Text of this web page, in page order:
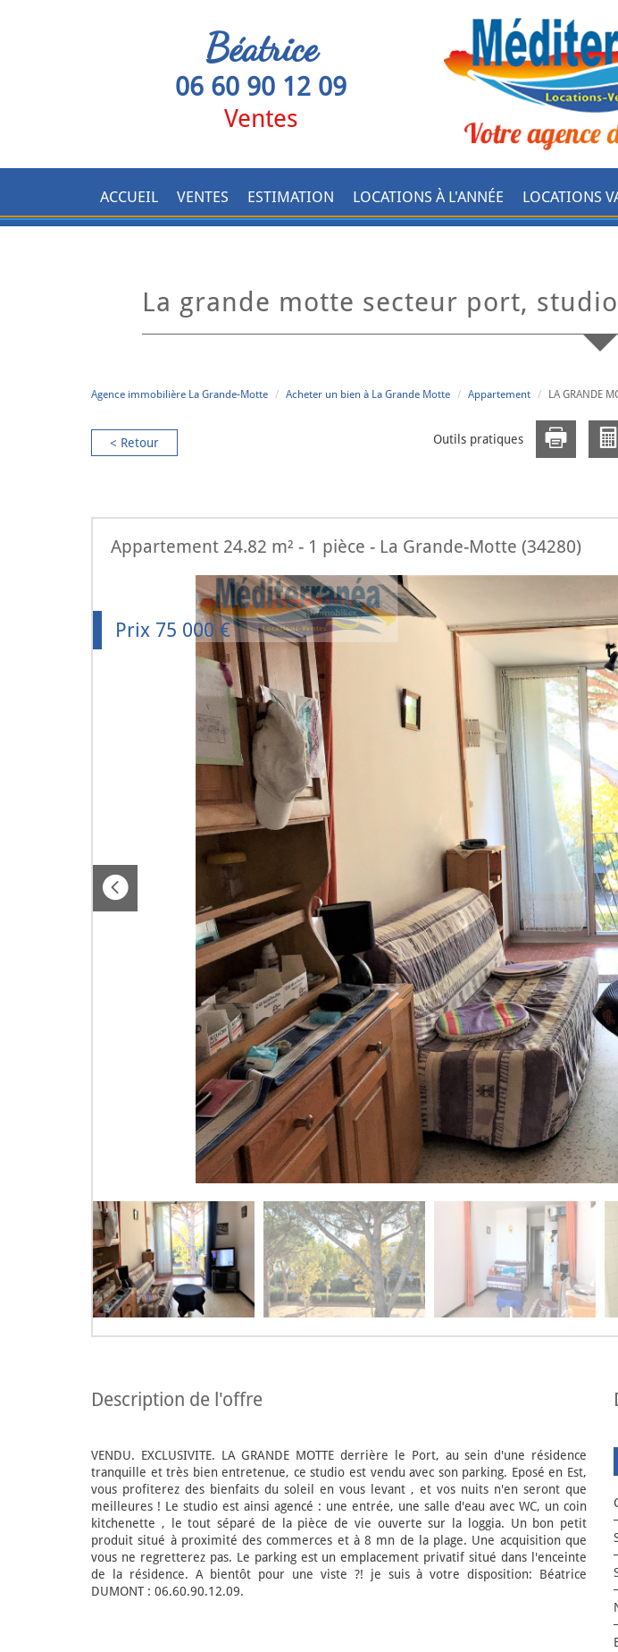
Béatrice
06 60 90 12 09
Ventes
ACCUEIL VENTES ESTIMATION LOCATIONS À L'ANNÉE LOCATIONS
la grande motte secteur port,
Agence immobilière La Grande-Motte Acheter un bien à La Grande Motte Appartement LA GRANDE
< Retour Outils pratiques
Appartement 24.82 m² - 1 pièce - La Grande-Motte (34280)
Prix 75 000 €
description de l'offre
VENDU. EXCLUSIVITE. LA GRANDE MOTTE derrière le Port, au sein d'une résidence
tranquille et très bien entretenue, ce studio est vendu avec son parking. Eposé en Est,
vous profiterez des bienfaits du soleil en vous levant , et vos nuits n'en seront que
meilleures ! Le studio est ainsi agencé : une entrée, une salle d'eau avec WC, un coin
kitchenette , le tout séparé de la pièce de vie ouverte sur la loggia. Un bon petit
produit situé à proximité des commerces et à 8 mn de la plage. Une acquisition que
vous ne regretterez pas. Le parking est un emplacement privatif situé dans l'enceinte
de la résidence. A bientôt pour une viste ?! je suis à votre disposition: Béatrice
DUMONT : 06.60.90.12.09.